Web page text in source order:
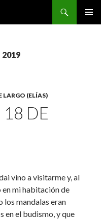
LARGO (ELÍAS)
18 DE
vino a visitarme y, al
mi habitación de
los mandalas eran
en el budismo, y que